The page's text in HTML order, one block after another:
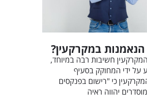
במקרקעין?
חשיבות רבה במיוחד,
על ידי המחוקק בסעיף
המקרקעין כי "רישום בפנקסים
יהווה ראיה